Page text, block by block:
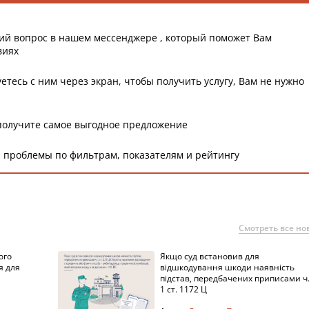
вопрос в нашем мессенджере , который поможет Вам
с ним через экран, чтобы получить услугу, Вам не нужно
самое выгодное предложение
по фильтрам, показателям и рейтингу
Смотреть все
для
Якщо суд встановив для
відшкодування шкоди наявність
підстав, передбачених приписами ч.
1 ст. 1172 Ц